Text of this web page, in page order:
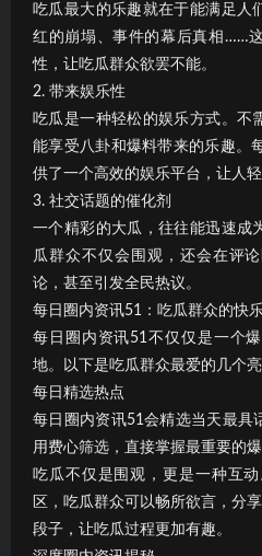
吃瓜最大的乐趣就在于能满足人
红的崩塌、事件的幕后真相……
性，让吃瓜群众欲罢不能。
2. 带来娱乐性
吃瓜是一种轻松的娱乐方式。不
能享受八卦和爆料带来的乐趣。
供了一个高效的娱乐平台，让人轻
3. 社交话题的催化剂
一个精彩的大瓜，往往能迅速成
瓜群众不仅会围观，还会在评
论，甚至引发全民热议。
每日圈内资讯51：吃瓜群众的快
每日圈内资讯51不仅仅是一个
地。以下是吃瓜群众最爱的几个亮
每日精选热点
每日圈内资讯51会精选当天最具
用费心筛选，直接掌握最重要的爆
吃瓜不仅是围观，更是一种互
区，吃瓜群众可以畅所欲言，分
段子，让吃瓜过程更加有趣。